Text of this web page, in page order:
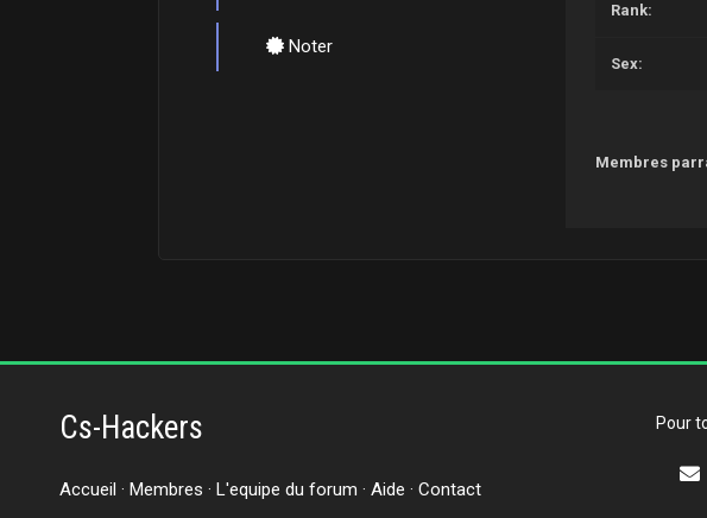
Noter
Rank:
Sex:
Membres
Cs-Hackers
Accueil · Membres · L'equipe du forum · Aide · Contact
Pour